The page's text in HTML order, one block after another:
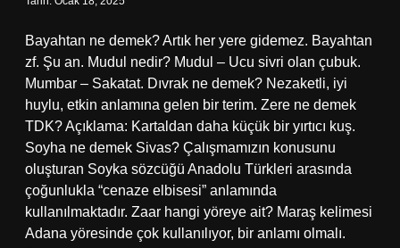
Bayahtan ne demek? Artık her yere gidemez. Bayahtan
zf. Şu an. Mudul nedir? Mudul – Ucu sivri olan çubuk.
Mumbar – Sakatat. Dıvrak ne demek? Nezaketli, iyi
huylu, etkin anlamına gelen bir terim. Zere ne demek
TDK? Açıklama: Kartaldan daha küçük bir yırtıcı kuş.
Soyha ne demek Sivas? Çalışmamızın konusunu
oluşturan Soyka sözcüğü Anadolu Türkleri arasında
çoğunlukla “cenaze elbisesi” anlamında
kullanılmaktadır. Zaar hangi yöreye ait? Maraş kelimesi
Adana yöresinde çok kullanılıyor, bir anlamı olmalı.